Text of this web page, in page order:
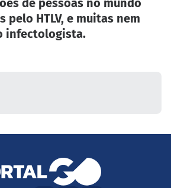
de pessoas no mundo
pelo HTLV, e muitas nem
infectologista.